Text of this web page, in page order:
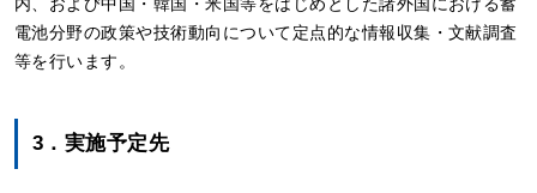
内、および中国・韓国・米国等をはじめとした諸外国における蓄
電池分野の政策や技術動向について定点的な情報収集・文献調査
等を行います。
3．実施予定先